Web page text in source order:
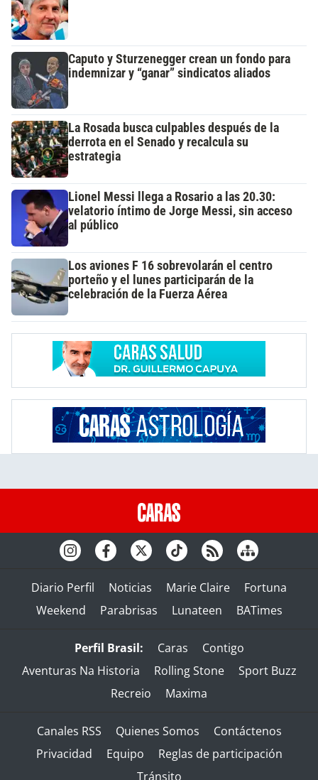
Caputo y Sturzenegger crean un fondo para
indemnizar y “ganar” sindicatos aliados
La Rosada busca culpables después de la
derrota en el Senado y recalcula su
estrategia
Lionel Messi llega a Rosario a las 20.30:
velatorio íntimo de Jorge Messi, sin acceso
al público
Los aviones F 16 sobrevolarán el centro
porteño y el lunes participarán de la
celebración de la Fuerza Aérea
Diario Perfil Noticias Marie Claire
Fortuna
Weekend
Parabrisas Lunateen BATimes
Perfil Brasil: Caras
Contigo
Aventuras Na Historia
Rolling Stone
Sport Buzz
Recreio
Maxima
Canales RSS Quienes Somos
Contáctenos
Privacidad
Equipo
Reglas de participación
Tránsito